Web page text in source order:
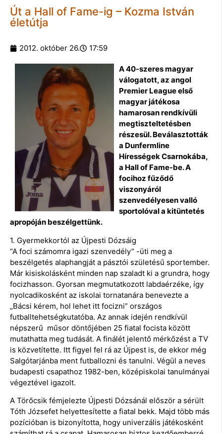
Út a Hall of Fame-ig – Kozma István
életútja
2012. október 26. 17:59
A 40-szeres magyar
válogatott, az angol
Premier League első
magyar játékosa
hamarosan rendkívüli
megtiszteltetésben
részesül. Beválasztották
a Dunfermline
Hírességek Csarnokába,
a Hall of Fame-be. A
focihoz fűződő
viszonyáról
szenvedélyesen valló
sportolóval a kitüntetés
apropóján beszélgettünk.
1. Gyermekkortól az Újpesti Dózsáig
“A foci számomra igazi szenvedély” -üti meg a
beszélgetés alaphangját a pásztói születésű sportember.
Már kisiskolásként minden nap szaladt ki a grundra, hogy
focizhasson. Gyorsan megmutatkozott labdaérzéke, így
nyolcadikosként az iskolai tornatanára benevezte a
„Bácsi kérem, hol lehet itt focizni” országos
futballtehetségkutatóba. Az annak idején rendkívül
népszerű műsor döntőjében 25 fiatal focista között
mutathatta meg tudását. A finálét jelentő mérkőzést a TV
is közvetítette. Itt figyel fel rá az Újpest is, de ekkor még
Salgótarjánba ment futballozni és tanulni. Végül a neves
budapesti csapathoz 1982-ben, középiskolai tanulmányai
végeztével igazolt.
A Törőcsik fémjelezte Újpesti Dózsánál először a sérült
Tóth Józsefet helyettesítette a fiatal bekk. Majd több más
pozícióban is bizonyította, hogy univerzális játékosként